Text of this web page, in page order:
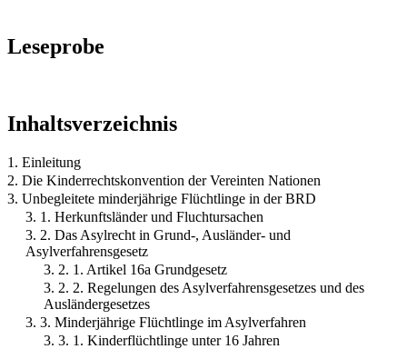
Leseprobe
Inhaltsverzeichnis
1. Einleitung
2. Die Kinderrechtskonvention der Vereinten Nationen
3. Unbegleitete minderjährige Flüchtlinge in der BRD
3. 1. Herkunftsländer und Fluchtursachen
3. 2. Das Asylrecht in Grund-, Ausländer- und
Asylverfahrensgesetz
3. 2. 1. Artikel 16a Grundgesetz
3. 2. 2. Regelungen des Asylverfahrensgesetzes und des
Ausländergesetzes
3. 3. Minderjährige Flüchtlinge im Asylverfahren
3. 3. 1. Kinderflüchtlinge unter 16 Jahren